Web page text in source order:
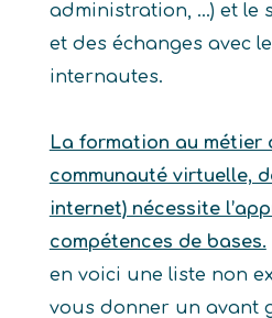
administration, …) et le
et des échanges avec
internautes.
La formation au métier
communauté virtuelle,
internet) nécessite
compétences de bases.
en voici une liste non
vous donner un avant